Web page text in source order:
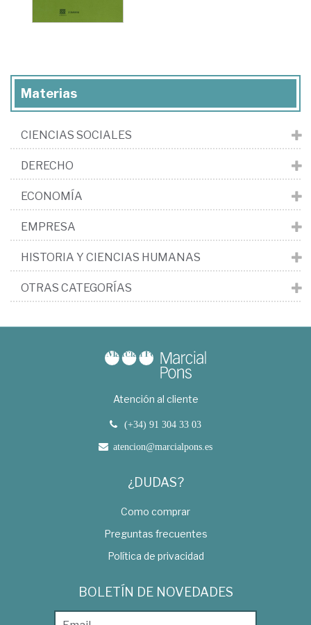
Materias
CIENCIAS SOCIALES
DERECHO
ECONOMÍA
EMPRESA
HISTORIA Y CIENCIAS HUMANAS
OTRAS CATEGORÍAS
Atención al cliente
(+34) 91 304 33 03
atencion@marcialpons.es
¿DUDAS?
Como comprar
Preguntas frecuentes
Política de privacidad
BOLETÍN DE NOVEDADES